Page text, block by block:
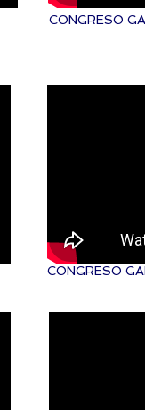
CONGRESO
CONGRESO